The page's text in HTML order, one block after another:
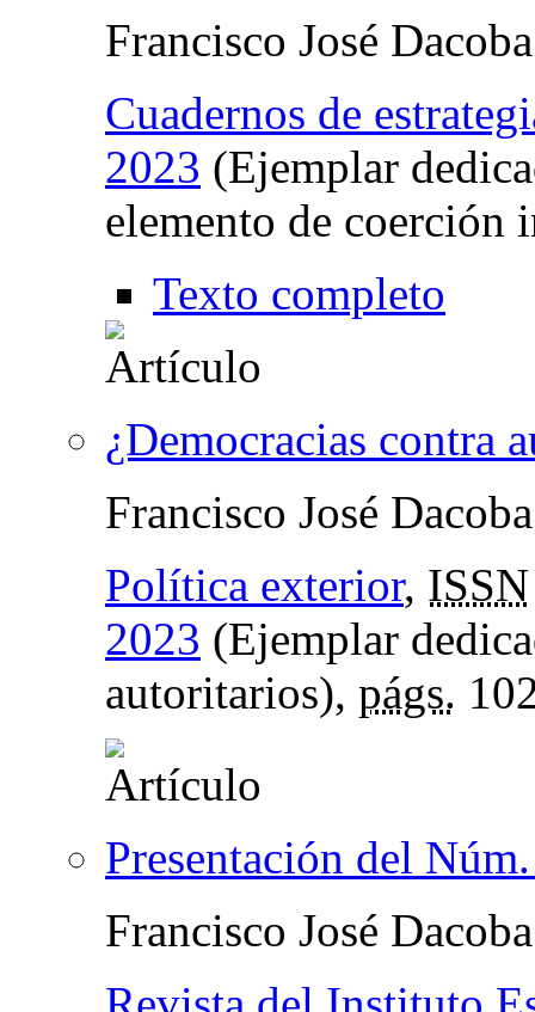
Francisco José
Cuadernos de
2023 (Ejemplar
elemento de coerción
Texto completo
¿Democracias contra
Francisco José
Política exterior, ISSN
2023 (Ejemplar
autoritarios), págs.
Presentación del
Francisco José